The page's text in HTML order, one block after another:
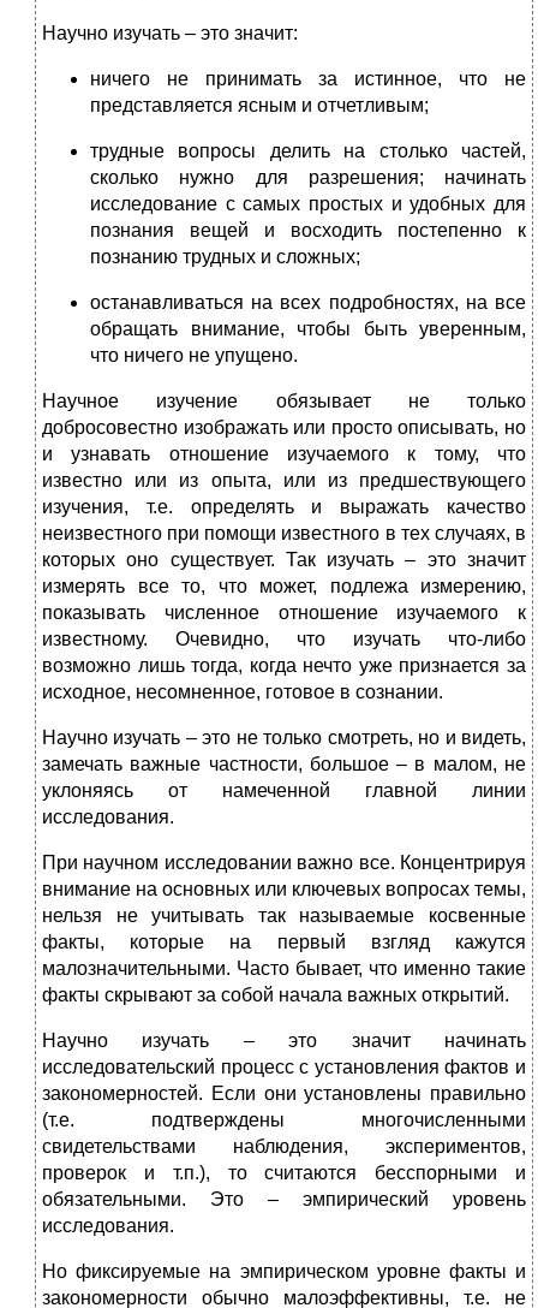
Научно изучать – это значит:
ничего не принимать за истинное, что не
представляется ясным и отчетливым;
трудные вопросы делить на столько частей,
сколько нужно для разрешения; начинать
исследование с самых простых и удобных для
познания вещей и восходить постепенно к
познанию трудных и сложных;
останавливаться на всех подробностях, на все
обращать внимание, чтобы быть уверенным,
что ничего не упущено.
Научное изучение обязывает не только
добросовестно изображать или просто описывать, но
и узнавать отношение изучаемого к тому, что
известно или из опыта, или из предшествующего
изучения, т.е. определять и выражать качество
неизвестного при помощи известного в тех случаях, в
которых оно существует. Так изучать – это значит
измерять все то, что может, подлежа измерению,
показывать численное отношение изучаемого к
известному. Очевидно, что изучать что-либо
возможно лишь тогда, когда нечто уже признается за
исходное, несомненное, готовое в сознании.
Научно изучать – это не только смотреть, но и видеть,
замечать важные частности, большое – в малом, не
уклоняясь от намеченной главной линии
исследования.
При научном исследовании важно все. Концентрируя
внимание на основных или ключевых вопросах темы,
нельзя не учитывать так называемые косвенные
факты, которые на первый взгляд кажутся
малозначительными. Часто бывает, что именно такие
факты скрывают за собой начала важных открытий.
Научно изучать – это значит начинать
исследовательский процесс с установления фактов и
закономерностей. Если они установлены правильно
(т.е. подтверждены многочисленными
свидетельствами наблюдения, экспериментов,
проверок и т.п.), то считаются бесспорными и
обязательными. Это – эмпирический уровень
исследования.
Но фиксируемые на эмпирическом уровне факты и
закономерности обычно малоэффективны, т.е. не